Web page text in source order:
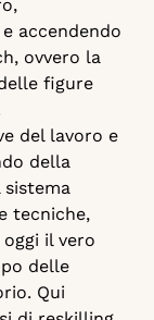
accendendo
ovvero la
figure
del lavoro e
della
sistema
tecniche,
il vero
delle
Qui